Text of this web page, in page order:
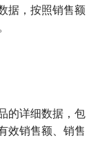
据，按照销售额
的详细数据，包
效销售额、销售